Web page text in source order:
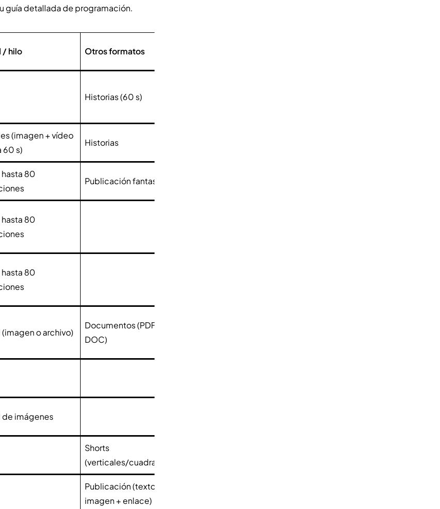
guía detallada de programación.
/ hilo Otros formatos
Historias (60 s)
(imagen + vídeo
60 s)
Historias
80
Publicación fantasma
80
80
(imagen o archivo)
Documentos (PDF, PPT,
DOC)
de imágenes
Shorts
(verticales/cuadrados)
Publicación (texto +
imagen + enlace)